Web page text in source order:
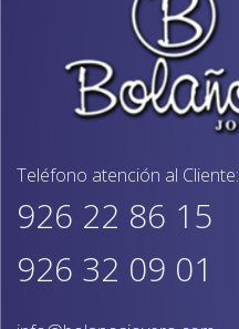
Teléfono atención al Cliente:
926 22 86 15
926 32 09 01